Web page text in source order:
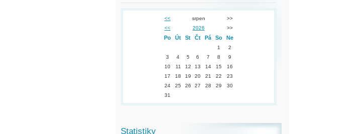
<< srpen
>>
<<
2026 >>
Po Út St Čt Pá So Ne
1
2
3
4 5 6 7 8
9
10
11 12 13 14 15
16
17
18 19 20 21 22
23
24
25 26 27 28 29
30
31
Statistiky